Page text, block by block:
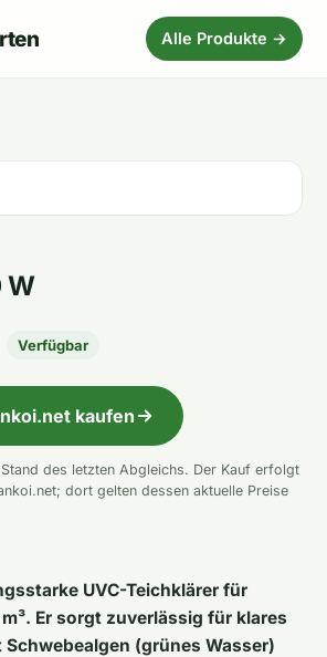
Alle Produkte →
W
Verfügbar
kaufen
des letzten Abgleichs. Der Kauf erfolgt
dort gelten dessen aktuelle Preise
UVC-Teichklärer für
Er sorgt zuverlässig für klares
(grünes Wasser)